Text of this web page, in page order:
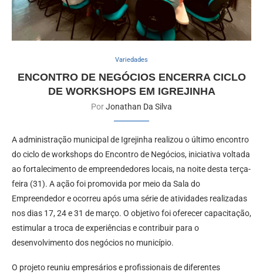
Variedades
ENCONTRO DE NEGÓCIOS ENCERRA CICLO
DE WORKSHOPS EM IGREJINHA
PorJonathan Da Silva
A administração municipal de Igrejinha realizou o último encontro
do ciclo de workshops do Encontro de Negócios, iniciativa voltada
ao fortalecimento de empreendedores locais, na noite desta terça-
feira (31). A ação foi promovida por meio da Sala do
Empreendedor e ocorreu após uma série de atividades realizadas
nos dias 17, 24 e 31 de março. O objetivo foi oferecer capacitação,
estimular a troca de experiências e contribuir para o
desenvolvimento dos negócios no município.
O projeto reuniu empresários e profissionais de diferentes